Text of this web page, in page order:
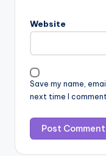
Website
Save my name,
next time I comment.